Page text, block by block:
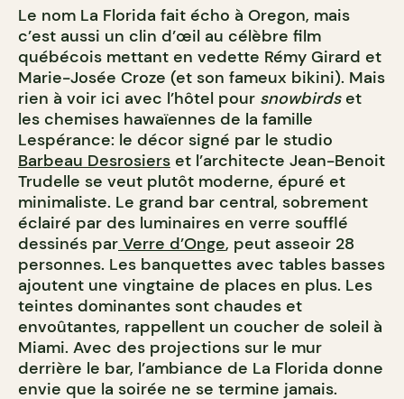
Le nom La Florida fait écho à Oregon, mais
c’est aussi un clin d’œil au célèbre film
québécois mettant en vedette Rémy Girard et
Marie-Josée Croze (et son fameux bikini). Mais
rien à voir ici avec l’hôtel pour snowbirdset
les chemises hawaïennes de la famille
Lespérance: le décor signé par le studio
Barbeau Desrosiers et l’architecte Jean-Benoit
Trudelle se veut plutôt moderne, épuré et
minimaliste. Le grand bar central, sobrement
éclairé par des luminaires en verre soufflé
dessinés par Verre d’Onge, peut asseoir 28
personnes. Les banquettes avec tables basses
ajoutent une vingtaine de places en plus. Les
teintes dominantes sont chaudes et
envoûtantes, rappellent un coucher de soleil à
Miami. Avec des projections sur le mur
derrière le bar, l’ambiance de La Florida donne
envie que la soirée ne se termine jamais.